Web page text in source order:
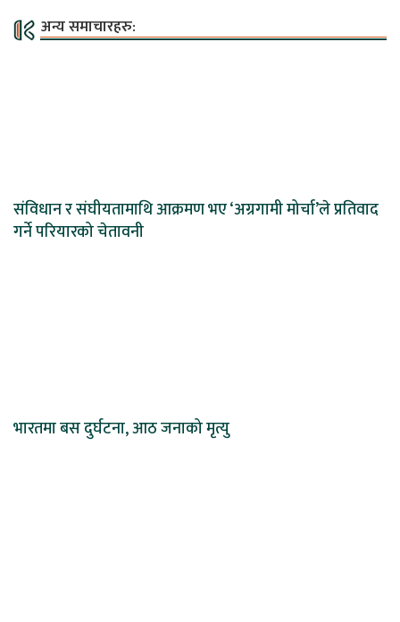
अन्य समाचारहरु:
संविधान र संघीयतामाथि आक्रमण भए ‘अग्रगामी मोर्चा’ले प्रतिवाद
गर्ने परियारको चेतावनी
भारतमा बस दुर्घटना, आठ जनाको मृत्यु